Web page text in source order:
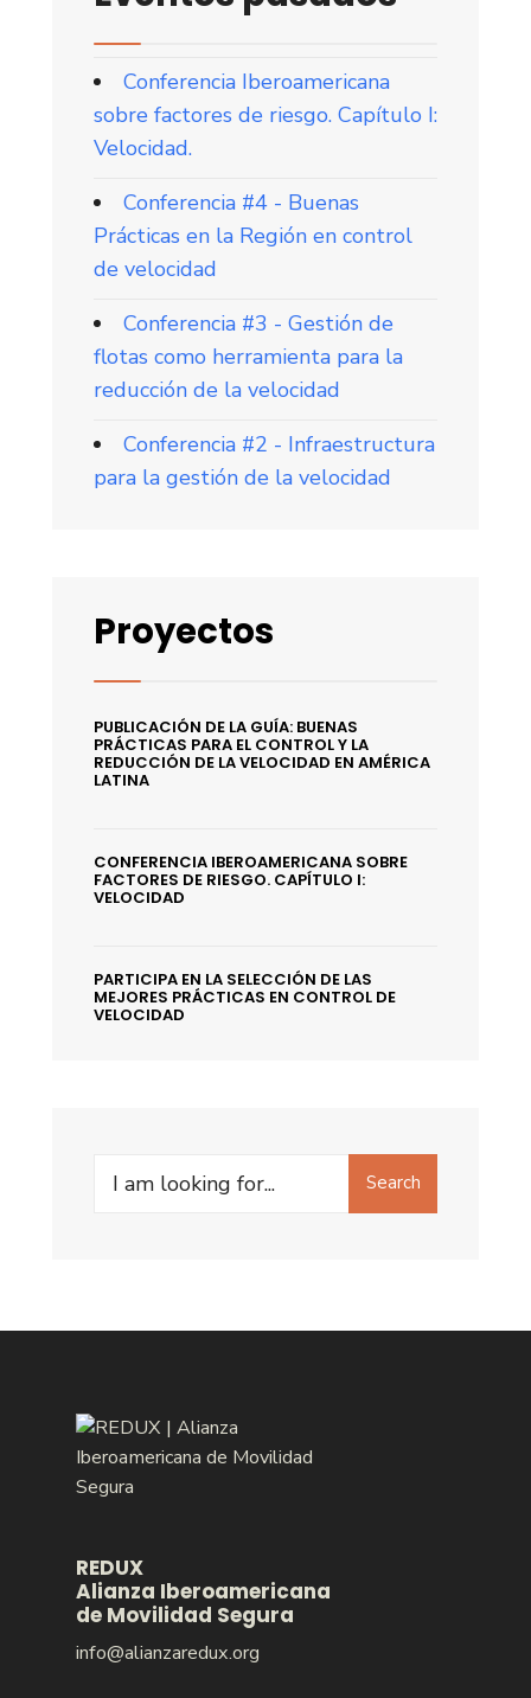
Conferencia Iberoamericana
sobre factores de riesgo. Capítulo I:
Velocidad.
Conferencia #4 - Buenas
Prácticas en la Región en control
de velocidad
Conferencia #3 - Gestión de
flotas como herramienta para la
reducción de la velocidad
Conferencia #2 - Infraestructura
para la gestión de la velocidad
Proyectos
PUBLICACIÓN DE LA GUÍA: BUENAS
PRÁCTICAS PARA EL CONTROL Y LA
REDUCCIÓN DE LA VELOCIDAD EN AMÉRICA
LATINA
CONFERENCIA IBEROAMERICANA SOBRE
FACTORES DE RIESGO. CAPÍTULO I:
VELOCIDAD
PARTICIPA EN LA SELECCIÓN DE LAS
MEJORES PRÁCTICAS EN CONTROL DE
VELOCIDAD
Search
REDUX
Alianza Iberoamericana
de Movilidad Segura
info@alianzaredux.org